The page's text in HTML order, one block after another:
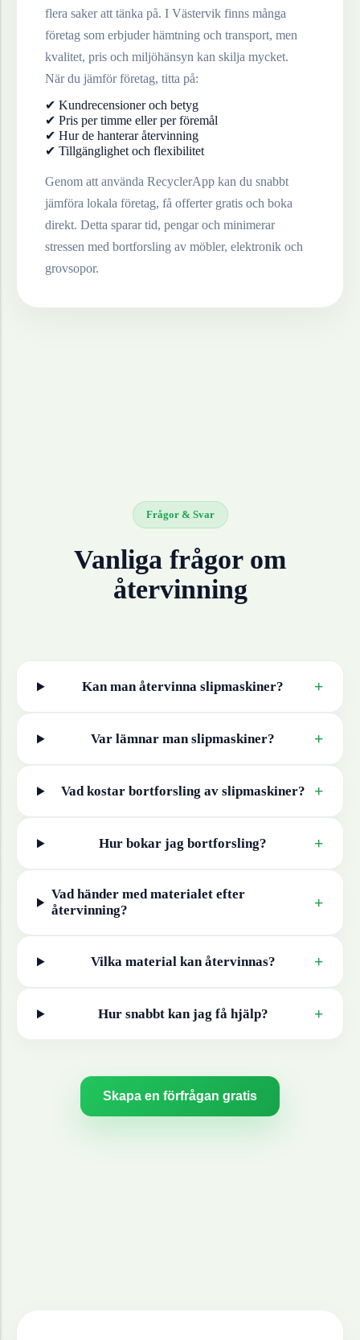
flera saker att tänka på. I Västervik finns många
företag som erbjuder hämtning och transport, men
kvalitet, pris och miljöhänsyn kan skilja mycket.
När du jämför företag, titta på:
✔ Kundrecensioner och betyg
✔ Pris per timme eller per föremål
✔ Hur de hanterar återvinning
✔ Tillgänglighet och flexibilitet
Genom att använda RecyclerApp kan du snabbt
jämföra lokala företag, få offerter gratis och boka
direkt. Detta sparar tid, pengar och minimerar
stressen med bortforsling av möbler, elektronik och
grovsopor.
Frågor & Svar
Vanliga frågor om
återvinning
Kan man återvinna slipmaskiner? +
Var lämnar man slipmaskiner? +
Vad kostar bortforsling av slipmaskiner? +
Hur bokar jag bortforsling? +
Vad händer med materialet efter
återvinning?
+
Vilka material kan återvinnas? +
Hur snabbt kan jag få hjälp? +
Skapa en förfrågan gratis